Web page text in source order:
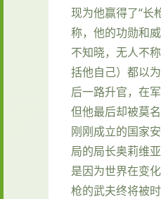
现为他赢得了“长
称，他的功勋和
不知晓，无人不
括他自己）都以
后一路升官，在
但他最后却被莫
刚刚成立的国家
局的局长奥莉维
是因为世界在变
枪的武夫终将被